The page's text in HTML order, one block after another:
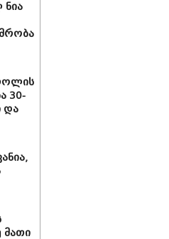
ნია
30-
და
მათი